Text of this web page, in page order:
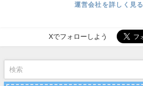
運営会社を詳しく見る
Xでフォローしよう